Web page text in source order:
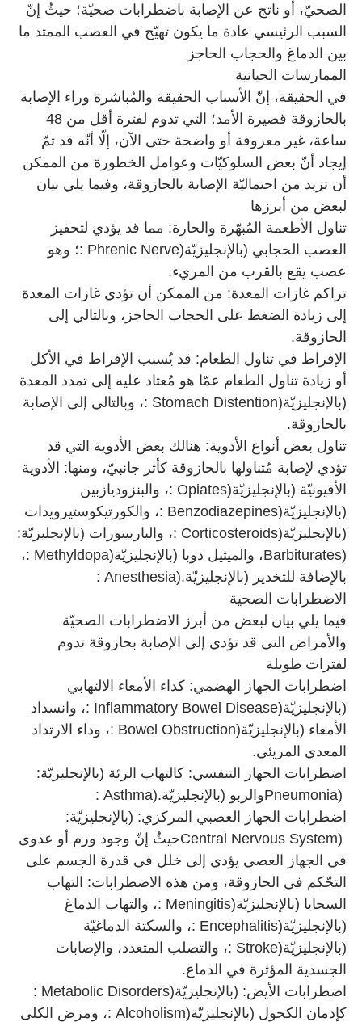
الصحيّ، أو ناتج عن الإصابة باضطرابات صحيّة؛ حيثُ إنّ
السبب الرئيسي عادة ما يكون تهيّج في العصب الممتد ما
بين الدماغ والحجاب الحاجز
الممارسات الحياتية
في الحقيقة، إنّ الأسباب الحقيقة والمُباشرة وراء الإصابة
بالحازوقة قصيرة الأمد؛ التي تدوم لفترة أقل من 48
ساعة، غير معروفة أو واضحة حتى الآن، إلّا أنّه قد تمّ
إيجاد أنّ بعض السلوكيّات وعوامل الخطورة من الممكن
أن تزيد من احتماليّة الإصابة بالحازوقة، وفيما يلي بيان
لبعض من أبرزها
تناول الأطعمة المُبهّرة والحارة: مما قد يؤدي لتحفيز
العصب الحجابي (بالإنجليزيّة: Phrenic Nerve)؛ وهو
عصب يقع بالقرب من المريء.
تراكم غازات المعدة: من الممكن أن تؤدي غازات المعدة
إلى زيادة الضغط على الحجاب الحاجز، وبالتالي إلى
الحازوقة.
الإفراط في تناول الطعام: قد يُسبب الإفراط في الأكل
أو زيادة تناول الطعام عمّا هو مُعتاد عليه إلى تمدد المعدة
(بالإنجليزيّة: Stomach Distention)، وبالتالي إلى الإصابة
بالحازوقة.
تناول بعض أنواع الأدوية: هنالك بعض الأدوية التي قد
تؤدي لإصابة مُتناولها بالحازوقة كأثر جانبيّ، ومنها: الأدوية
الأفيونيّة (بالإنجليزيّة: Opiates)، والبنزوديازبين
(بالإنجليزيّة: Benzodiazepines)، والكورتيكوستيرويدات
(بالإنجليزيّة: Corticosteroids)، والباربيتورات (بالإنجليزيّة:
Barbiturates)، والميثيل دوبا (بالإنجليزيّة: Methyldopa)،
بالإضافة للتخدير (بالإنجليزيّة: Anesthesia).
الاضطرابات الصحية
فيما يلي بيان لبعض من أبرز الاضطرابات الصحيّة
والأمراض التي قد تؤدي إلى الإصابة بحازوقة تدوم
لفترات طويلة
اضطرابات الجهاز الهضمي: كداء الأمعاء الالتهابي
(بالإنجليزيّة: Inflammatory Bowel Disease)، وانسداد
الأمعاء (بالإنجليزيّة: Bowel Obstruction)، وداء الارتداد
المعدي المريئي.
اضطرابات الجهاز التنفسي: كالتهاب الرئة (بالإنجليزيّة:
Pneumonia)والربو (بالإنجليزيّة: Asthma).
اضطرابات الجهاز العصبي المركزي: (بالإنجليزيّة:
Central Nervous System)حيثُ إنّ وجود ورم أو عدوى
في الجهاز العصي يؤدي إلى خلل في قدرة الجسم على
التحّكم في الحازوقة، ومن هذه الاضطرابات: التهاب
السحايا (بالإنجليزيّة: Meningitis)، والتهاب الدماغ
(بالإنجليزيّة: Encephalitis)، والسكتة الدماغيّة
(بالإنجليزيّة: Stroke)، والتصلب المتعدد، والإصابات
الجسدية المؤثرة في الدماغ.
اضطرابات الأيض: (بالإنجليزيّة: Metabolic Disorders)
كإدمان الكحول (بالإنجليزيّة: Alcoholism)، ومرض الكلى